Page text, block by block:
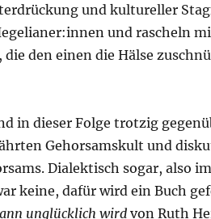
und kultureller
und rascheln
den einen die Hälse
in dieser Folge trotzig
Gehorsamskult und
Dialektisch sogar, also
keine, dafür wird ein Buch
unglücklich wirdvon Ruth